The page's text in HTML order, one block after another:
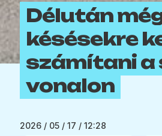
Délután
késésekre
számítani a
vonalon
2026 / 05 / 17 / 12:28